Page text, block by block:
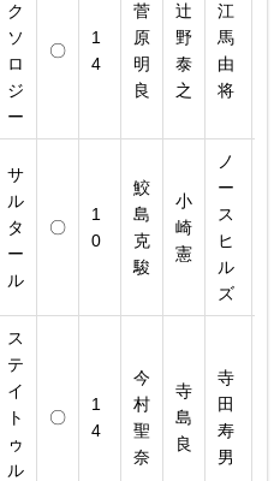
ク
ソ
ロ
ジ
ー
〇
1
4
菅
原
明
良
辻
野
泰
之
江
馬
由
将
サ
ル
タ
ー
ル
〇
1
0
鮫
島
克
駿
小
崎
憲
ノ
ー
ス
ヒ
ル
ズ
ス
テ
イ
ト
ゥ
ル
〇
1
4
今
村
聖
奈
寺
島
良
寺
田
寿
男